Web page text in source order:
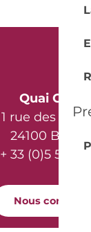
Quai Cyrano
1 rue des
24100
+ 33 (0)5 53 57
Nous contacter